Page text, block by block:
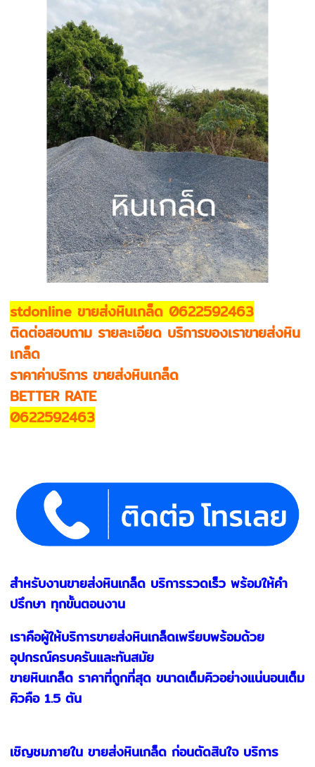
stdonline ขายส่งหินเกล็ด 0622592463
ติดต่อสอบถาม รายละเอียด บริการของเราขายส่งหิน
เกล็ด
ราคาค่าบริการ ขายส่งหินเกล็ด
BETTER RATE
0622592463
สำหรับงานขายส่งหินเกล็ด บริการรวดเร็ว พร้อมให้คำ
ปรึกษา ทุกขั้นตอนงาน
เราคือผู้ให้บริการขายส่งหินเกล็ดเพรียบพร้อมด้วย
อุปกรณ์ครบครันและทันสมัย
ขายหินเกล็ด ราคาที่ถูกที่สุด ขนาดเต็มคิวอย่างแน่นอนเต็ม
คิวคือ 1.5 ตัน
เชิญชมภายใน ขายส่งหินเกล็ด ก่อนตัดสินใจ บริการ